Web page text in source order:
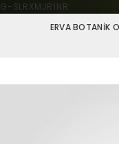
G-SLRXMJR1NR
ERVA BOTANIK